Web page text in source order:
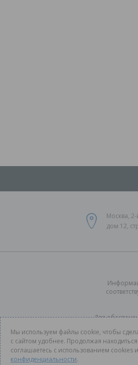
Москва,
дом 12,
Для
Мы используем файлы cookie, чтобы
с сайтом удобнее. Продолжая
соглашаетесь с использованием cookies и
конфиденциальности.